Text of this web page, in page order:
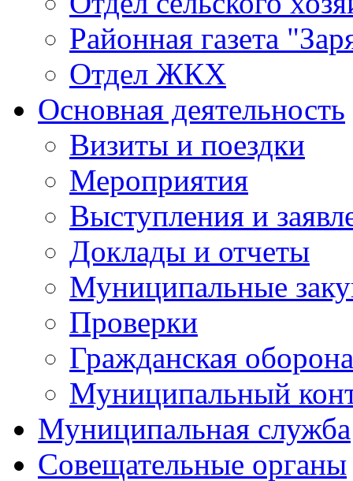
Районная газета
Отдел ЖКХ
Основная деятельность
Визиты и поездки
Мероприятия
Выступления и
Доклады и отчеты
Муниципальные
Проверки
Гражданская
Муниципальный
Муниципальная служба
Совещательные органы